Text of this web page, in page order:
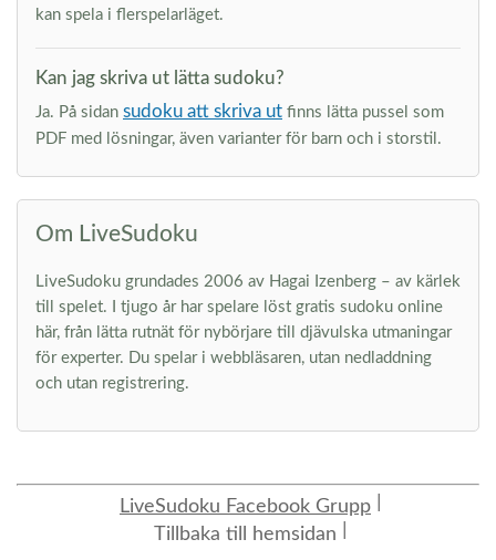
kan spela i flerspelarläget.
Kan jag skriva ut lätta sudoku?
Ja. På sidan sudoku att skriva ut finns lätta pussel som
PDF med lösningar, även varianter för barn och i storstil.
Om LiveSudoku
LiveSudoku grundades 2006 av Hagai Izenberg – av kärlek
till spelet. I tjugo år har spelare löst gratis sudoku online
här, från lätta rutnät för nybörjare till djävulska utmaningar
för experter. Du spelar i webbläsaren, utan nedladdning
och utan registrering.
LiveSudoku Facebook Grupp
Tillbaka till hemsidan